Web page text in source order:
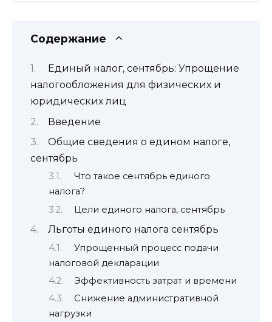
Содержание
Единый налог, сентябрь: Упрощение
налогообложения для физических и
юридических лиц
Введение
Общие сведения о едином налоге,
сентябрь
Что такое сентябрь единого
налога?
Цели единого налога, сентябрь
Льготы единого налога сентябрь
Упрощенный процесс подачи
налоговой декларации
Эффективность затрат и времени
Снижение административной
нагрузки